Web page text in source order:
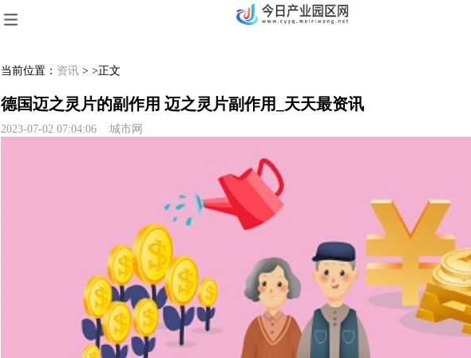
当前位置： 资讯 > >正文
德国迈之灵片的副作用 迈之灵片副作用_天天最资讯
2023-07-02 07:04:06 城市网